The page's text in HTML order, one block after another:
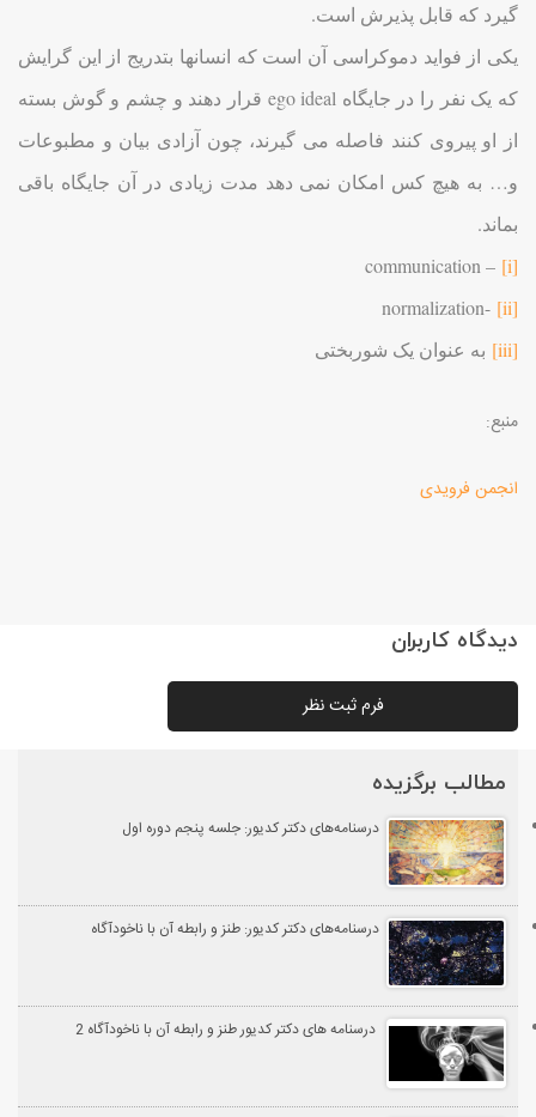
گیرد که قابل پذیرش است.
یکی از فواید دموکراسی آن است که انسانها بتدریج از این گرایش
که یک نفر را در جایگاه ego ideal قرار دهند و چشم و گوش بسته
از او پیروی کنند فاصله می گیرند، چون آزادی بیان و مطبوعات
و… به هیچ کس امکان نمی دهد مدت زیادی در آن جایگاه باقی
بماند.
[i]
– communication
[ii]
-normalization
[iii]
به عنوان یک شوربختی
منبع:
انجمن فرویدی
دیدگاه کاربران
فرم ثبت نظر
مطالب برگزیده
درسنامه‌های دکتر کدیور: جلسه پنجم دوره اول
درسنامه‌های دکتر کدیور: طنز و رابطه آن با ناخودآگاه
درسنامه های دکتر کدیور طنز و رابطه آن با ناخودآگاه 2